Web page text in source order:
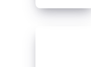
Hund